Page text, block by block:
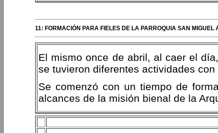
11: FORMACIÓN PARA FIELES DE LA PARROQUIA SAN
El mismo once de abril, al caer el
se tuvieron diferentes actividades
Se comenzó con un tiempo de
alcances de la misión bienal de la